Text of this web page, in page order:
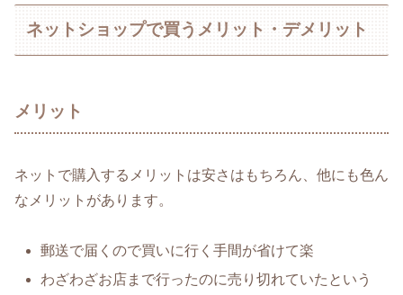
ネットショップで買うメリット・デメリット
メリット
ネットで購入するメリットは安さはもちろん、他にも色ん
なメリットがあります。
郵送で届くので買いに行く手間が省けて楽
わざわざお店まで行ったのに売り切れていたという